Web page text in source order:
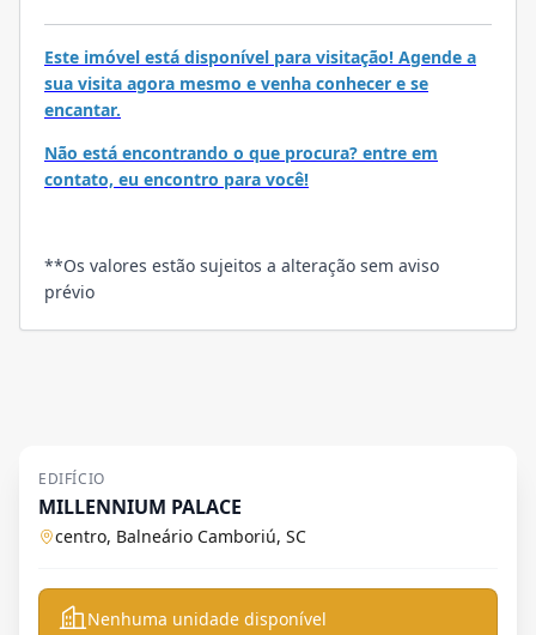
Este imóvel está disponível para visitação! Agende a
sua visita agora mesmo e venha conhecer e se
encantar.
Não está encontrando o que procura? entre em
contato, eu encontro para você!
**Os valores estão sujeitos a alteração sem aviso
prévio
EDIFÍCIO
MILLENNIUM PALACE
centro, Balneário Camboriú, SC
Nenhuma unidade disponível